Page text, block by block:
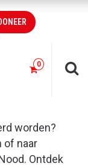
worden?
of naar
Ontdek